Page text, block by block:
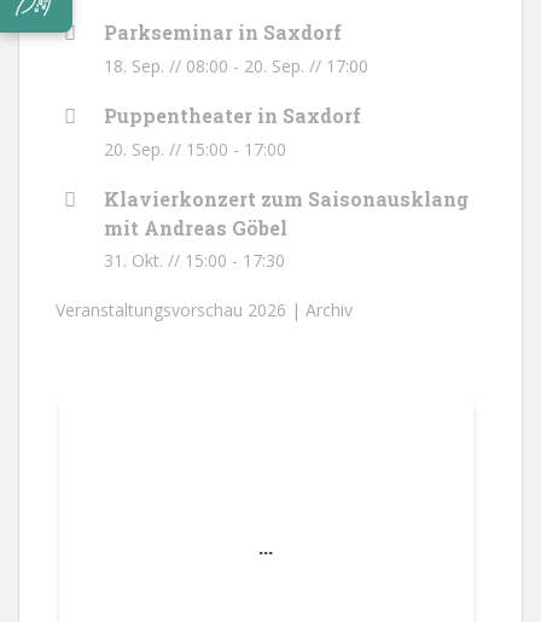
Parkseminar in Saxdorf
18. Sep. // 08:00 - 20. Sep. // 17:00
Puppentheater in Saxdorf
20. Sep. // 15:00 - 17:00
Klavierkonzert zum Saisonausklang
mit Andreas Göbel
31. Okt. // 15:00 - 17:30
Veranstaltungsvorschau 2026 | Archiv